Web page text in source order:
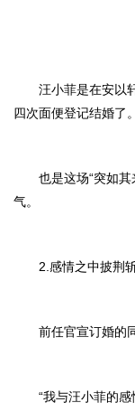
汪小菲是在安以
四次面便登记结婚了。
也是这场“突如
气。
2.感情之中披荆
前任官宣订婚的
“我与汪小菲的